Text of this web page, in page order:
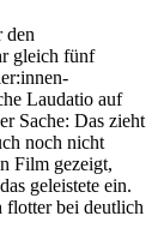
den
gleich fünf
Laudatio auf
Sache: Das zieht
noch nicht
Film gezeigt,
geleistete ein.
bei deutlich